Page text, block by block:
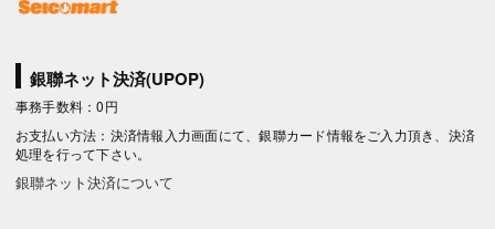
銀聯ネット決済(UPOP)
事務手数料：0円
お支払い方法：決済情報入力画面にて、銀聯カード情報をご入力頂き、決済
処理を行って下さい。
銀聯ネット決済について